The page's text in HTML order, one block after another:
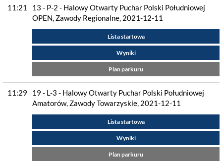
11:21
13 - P-2 - Halowy Otwarty Puchar Polski Południowej
OPEN, Zawody Regionalne, 2021-12-11
Lista startowa
Wyniki
Plan parkuru
11:29
19 - L-3 - Halowy Otwarty Puchar Polski Południowej
Amatorów, Zawody Towarzyskie, 2021-12-11
Lista startowa
Wyniki
Plan parkuru